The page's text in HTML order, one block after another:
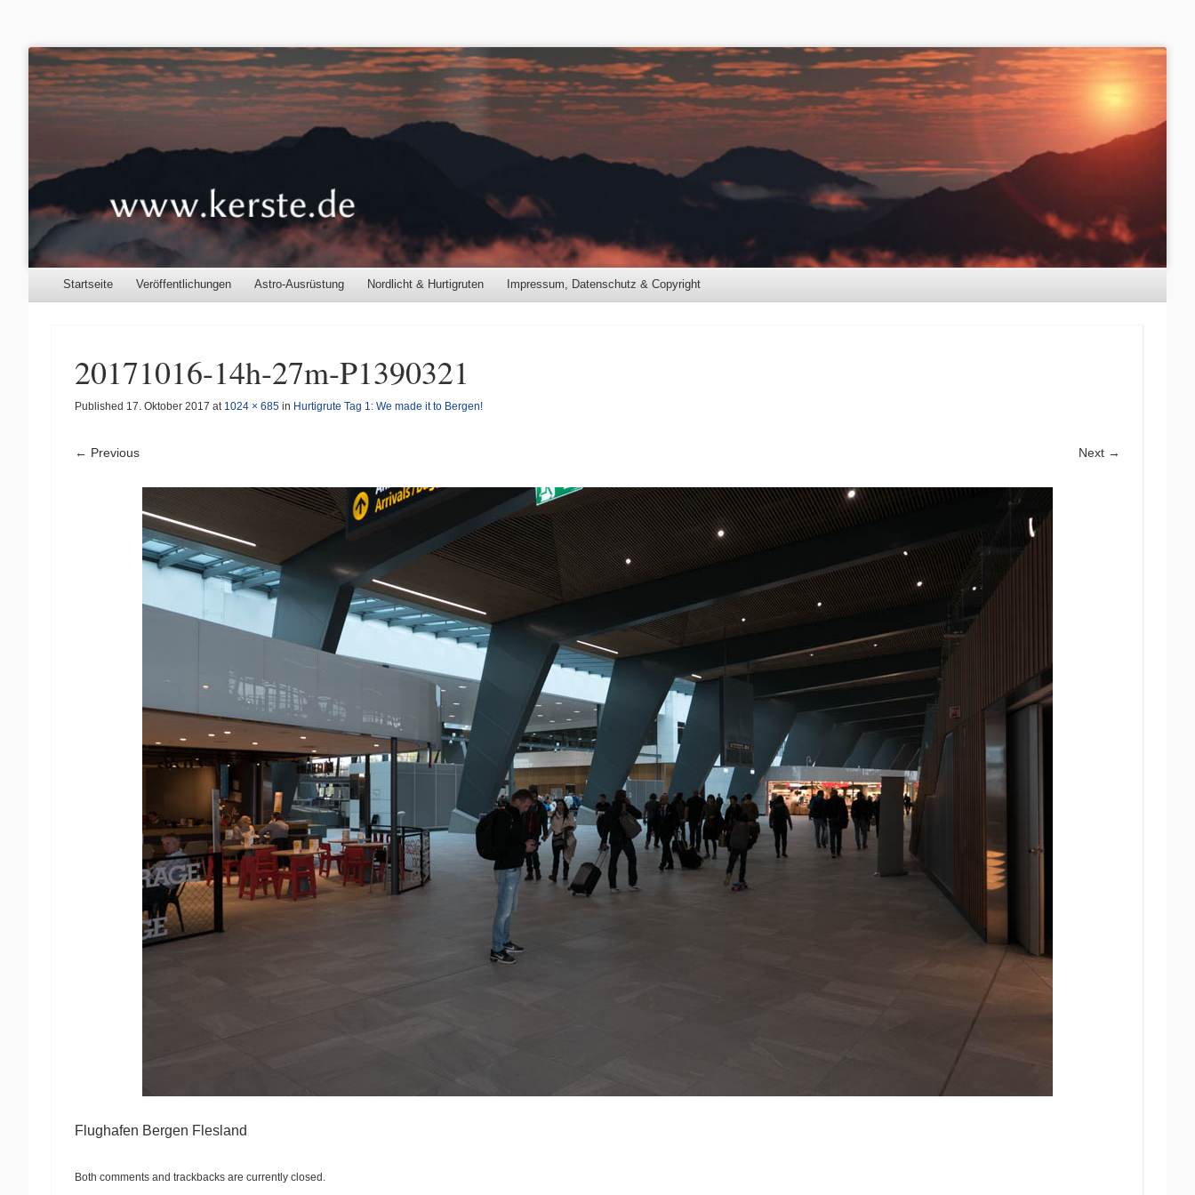
Kerste.de
Astronomie, Nordlichter und mehr
Menu
Skip to content
Startseite Veröffentlichungen Astro-Ausrüstung Nordlicht & Hurtigruten Impressum, Datenschutz & Copyright
20171016-14h-27m-P1390321
Published 17. Oktober 2017 at 1024 × 685in Hurtigrute Tag 1: We made it to Bergen!
← Previous Next →
Flughafen Bergen Flesland
Both comments and trackbacks are currently closed.